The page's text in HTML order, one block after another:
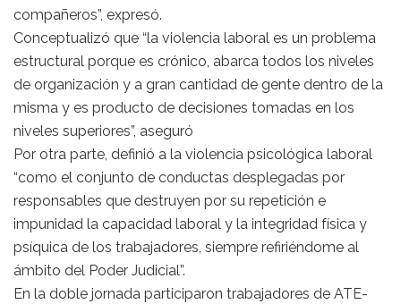
compañeros”, expresó.
Conceptualizó que “la violencia laboral es un problema
estructural porque es crónico, abarca todos los niveles
de organización y a gran cantidad de gente dentro de la
misma y es producto de decisiones tomadas en los
niveles superiores”, aseguró
Por otra parte, definió a la violencia psicológica laboral
“como el conjunto de conductas desplegadas por
responsables que destruyen por su repetición e
impunidad la capacidad laboral y la integridad física y
psíquica de los trabajadores, siempre refiriéndome al
ámbito del Poder Judicial”.
En la doble jornada participaron trabajadores de ATE-